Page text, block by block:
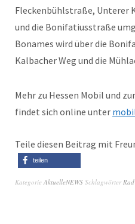
Fleckenbühlstraße, Unterer
und die Bonifatiusstraße
Bonames wird über die
Kalbacher Weg und die
Mehr zu Hessen Mobil und
findet sich online unter
Teile diesen Beitrag mit
teilen
Kategorie AktuelleNEWS Schlagwörter